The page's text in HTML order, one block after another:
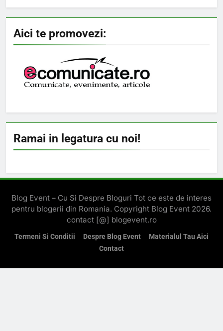
Aici te promovezi:
Ramai in legatura cu noi!
Blog Event – Cu Si Despre Bloguri Tot ce este de interes
pentru blogerii din Romania. Copyright Blog Event 2026.
contact [@] blogevent.ro
Termeni Si Conditii Despre Blog Event
Materialul Tau Aici
Contact